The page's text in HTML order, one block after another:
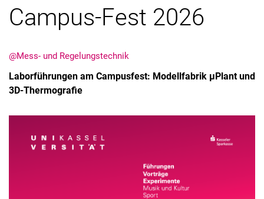
Campus-Fest 2026
@Mess- und Regelungstechnik
Laborführungen am Campusfest: Modellfabrik µPlant und
3D-Thermografie